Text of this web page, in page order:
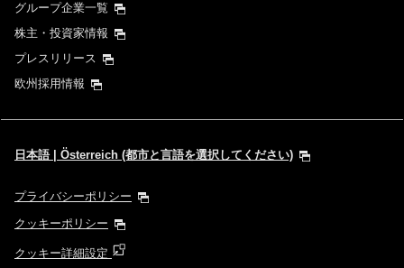
グループ企業一覧
株主・投資家情報
プレスリリース
欧州採用情報
日本語 | Österreich (都市と言語を選択してください)
プライバシーポリシー
クッキーポリシー
クッキー詳細設定